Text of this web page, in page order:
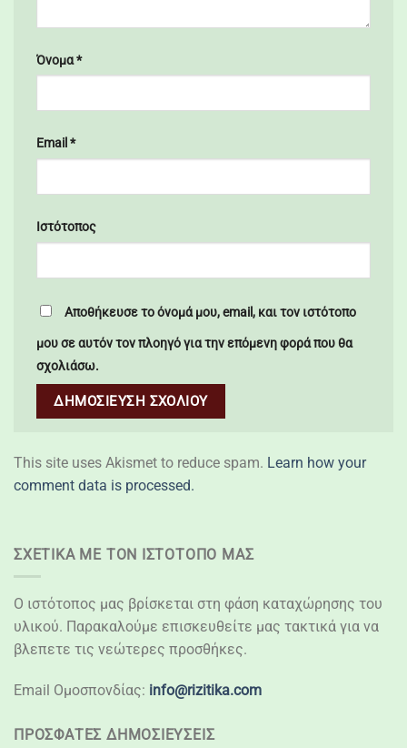
Όνομα*
Email *
Ιστότοπος
Αποθήκευσε το όνομά μου, email, και τον ιστότοπο
μου σε αυτόν τον πλοηγό για την επόμενη φορά που θα
σχολιάσω.
This site uses Akismet to reduce spam. Learn how your
comment data is processed.
ΣΧΕΤΙΚΆ ΜΕ ΤΟΝ ΙΣΤΌΤΟΠΌ ΜΑΣ
Ο ιστότοπος μας βρίσκεται στη φάση καταχώρησης του
υλικού. Παρακαλούμε επισκευθείτε μας τακτικά για να
βλεπετε τις νεώτερες προσθήκες.
Email Ομοσπονδίας: info@rizitika.com
ΠΡΌΣΦΑΤΕΣ ΔΗΜΟΣΙΕΎΣΕΙΣ